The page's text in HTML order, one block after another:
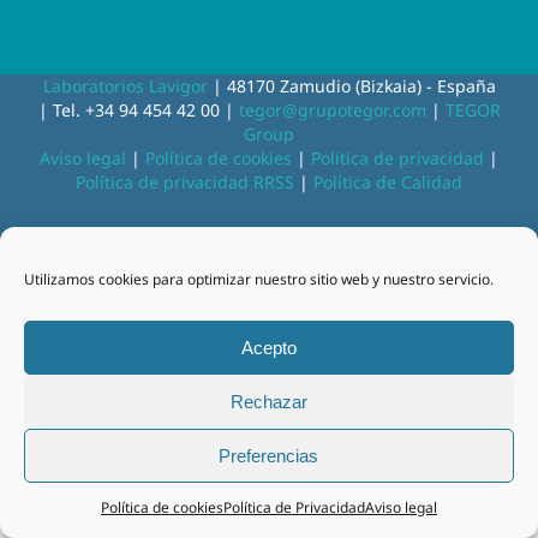
Utilizamos cookies para optimizar nuestro sitio web y nuestro servicio.
Acepto
Rechazar
Preferencias
Política de cookiesPolítica de PrivacidadAviso legal
Laboratorios Lavigor | 48170 Zamudio (Bizkaia) - España
| Tel. +34 94 454 42 00 | tegor@grupotegor.com | TEGOR
Group
Aviso legal | Política de cookies | Política de privacidad |
Política de privacidad RRSS | Política de Calidad